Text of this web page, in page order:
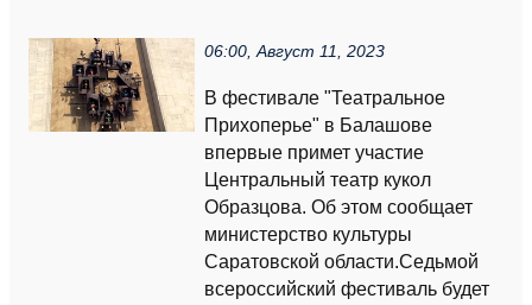
06:00, Август 11, 2023
В фестивале "Театральное
Прихоперье" в Балашове
впервые примет участие
Центральный театр кукол
Образцова. Об этом сообщает
министерство культуры
Саратовской области.Седьмой
всероссийский фестиваль будет